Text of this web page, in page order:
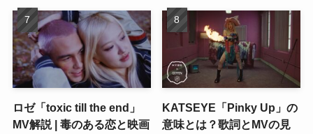
ロゼ「toxic till the end」
MV解説 | 毒のある恋と映画
KATSEYE「Pinky Up」の
意味とは？歌詞とMVの見